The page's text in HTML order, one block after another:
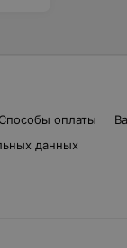
оплаты
данных